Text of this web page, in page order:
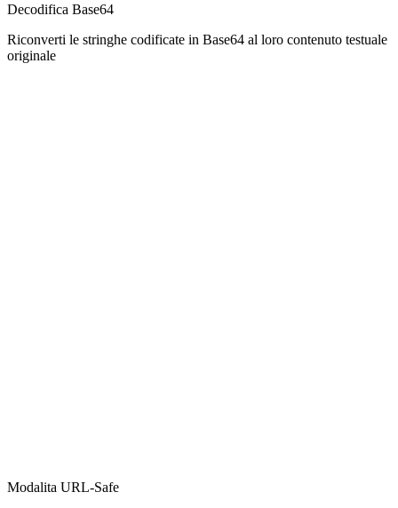
Decodifica Base64
Riconverti le stringhe codificate in Base64 al loro contenuto testuale
originale
Modalita URL-Safe